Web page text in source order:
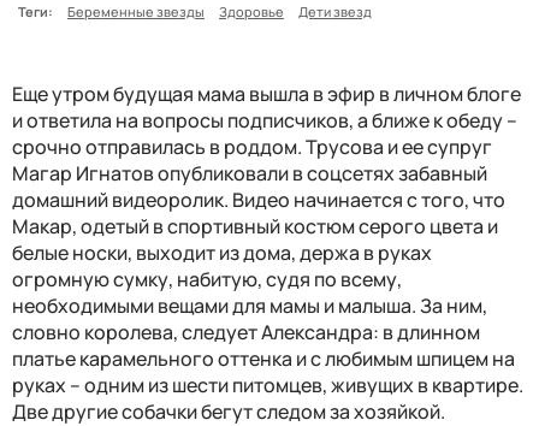
Теги:
Беременные звезды Здоровье Дети звезд
Еще утром будущая мама вышла в эфир в личном блоге
и ответила на вопросы подписчиков, а ближе к обеду –
срочно отправилась в роддом. Трусова и ее супруг
Магар Игнатов опубликовали в соцсетях забавный
домашний видеоролик. Видео начинается с того, что
Макар, одетый в спортивный костюм серого цвета и
белые носки, выходит из дома, держа в руках
огромную сумку, набитую, судя по всему,
необходимыми вещами для мамы и малыша. За ним,
словно королева, следует Александра: в длинном
платье карамельного оттенка и с любимым шпицем на
руках – одним из шести питомцев, живущих в квартире.
Две другие собачки бегут следом за хозяйкой.